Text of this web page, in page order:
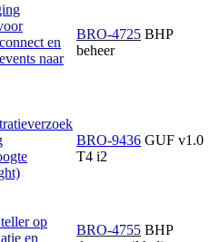
en
naar
BRO-4725 BHP
beheer
BRO-9436 GUF v1.0
T4 i2
op
en
BRO-4755 BHP